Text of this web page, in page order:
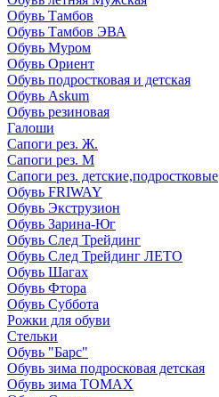
Обувь Тамбов
Обувь Тамбов ЭВА
Обувь Муром
Обувь Ориент
Обувь подростковая и детская
Обувь Askum
Обувь резиновая
Галоши
Сапоги рез. Ж.
Сапоги рез. М
Сапоги рез. детские,подростковые
Обувь FRIWAY
Обувь Экструзион
Обувь Зарина-Юг
Обувь След Трейдинг
Обувь След Трейдинг ЛЕТО
Обувь Шагах
Обувь Фтора
Обувь Суббота
Рожки для обуви
Стельки
Обувь "Барс"
Обувь зима подросковая детская
Обувь зима ТОМАХ